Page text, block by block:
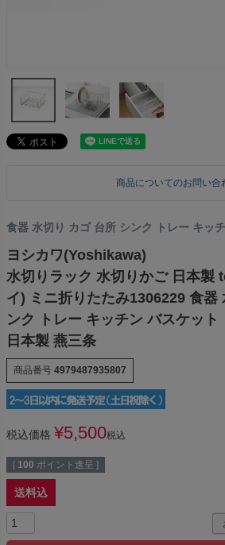
商品についてのお問い合
食器 水切り カゴ 台所 シンク トレー キッ
ヨシカワ(Yoshikawa)
水切りラック 水切りかご 日本製
イ) ミニ折りたたみ1306229 食器
ンク トレー キッチン バスケット
日本製 燕三条
商品番号 4979487935807
税込価格 ¥5,500税込
[ 100 ポイント進呈 ]
送料込